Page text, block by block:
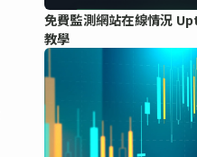
免費監測網站在線情況
教學